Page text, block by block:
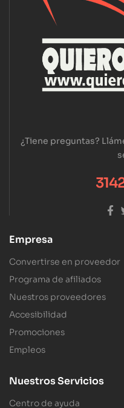
¿Tiene preguntas?
Empresa
Convertirse en proveedor
Programa de afiliados
Nuestros proveedores
Accesibilidad
Promociones
Empleos
Nuestros Servicios
Centro de ayuda